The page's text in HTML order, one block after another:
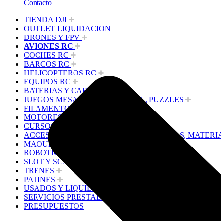
Contacto
TIENDA DJI
OUTLET LIQUIDACION
DRONES Y FPV
AVIONES RC
COCHES RC
BARCOS RC
HELICOPTEROS RC
EQUIPOS RC
BATERIAS Y CARGADORES
JUEGOS MESA, CONSTRUCCION, PUZZLES
FILAMENTO IMPRESORA 3D
MOTORES Y ACCESORIOS
CURSOS Y TALLERES
ACCESORIOS, HERRAMIENTAS, PINTURAS,
MAQUETAS ESTÁTICAS Y COLECCIÓN
ROBOTICA Y GADGETS ELECTRÓNICOS
SLOT Y SCALEXTRIC
TRENES
PATINES
USADOS Y LIQUIDACION
SERVICIOS PRESTADOS
PRESUPUESTOS